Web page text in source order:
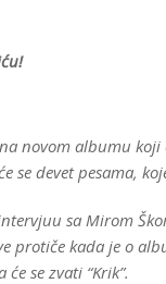
novom albumu
se devet pesama,
sa Mirom
protiče kada je o
se zvati “Krik”.